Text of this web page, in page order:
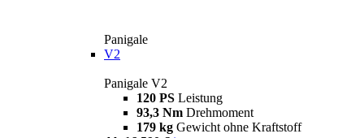
Panigale
V2
Panigale V2
120 PS Leistung
93,3 Nm Drehmoment
179 kg Gewicht ohne Kraftstoff